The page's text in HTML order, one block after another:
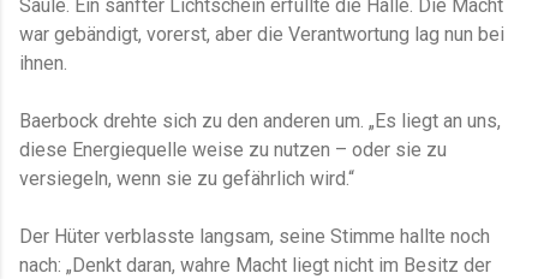
Säule. Ein sanfter Lichtschein erfüllte die Halle. Die Macht
war gebändigt, vorerst, aber die Verantwortung lag nun bei
ihnen.
Baerbock drehte sich zu den anderen um. „Es liegt an uns,
diese Energiequelle weise zu nutzen – oder sie zu
versiegeln, wenn sie zu gefährlich wird.“
Der Hüter verblasste langsam, seine Stimme hallte noch
nach: „Denkt daran, wahre Macht liegt nicht im Besitz der